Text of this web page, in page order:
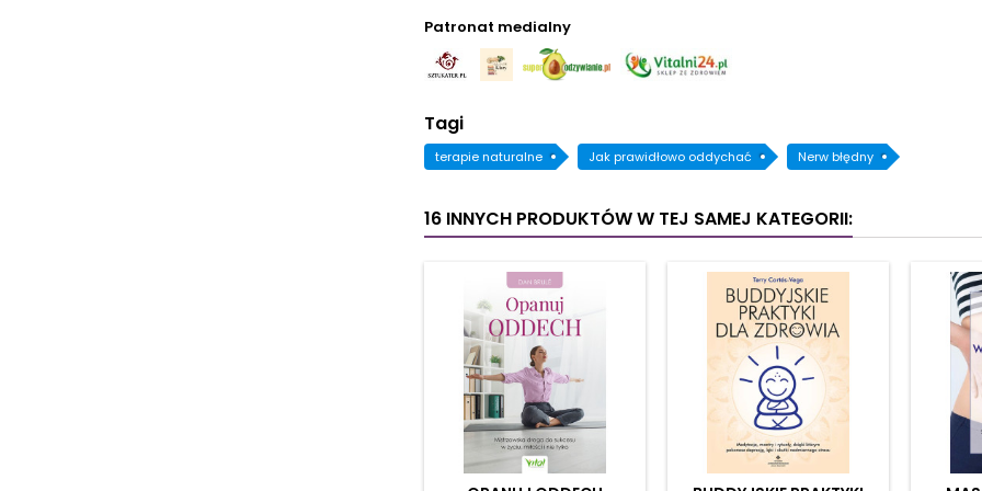
Patronat medialny
Tagi
terapie naturalne Jak prawidłowo oddychać Nerw błędny
16 INNYCH PRODUKTÓW W TEJ SAMEJ KATEGORII: